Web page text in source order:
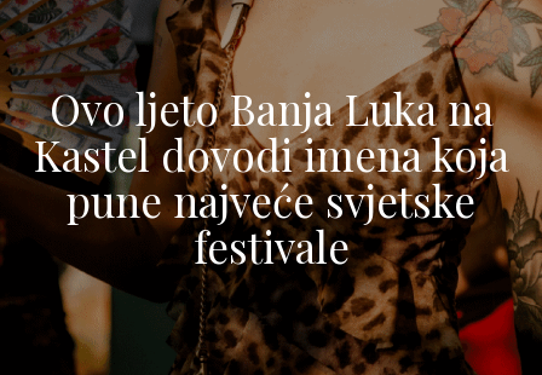
Ovo ljeto Banja Luka na
Kastel dovodi imena koja
pune najveće svjetske
festivale